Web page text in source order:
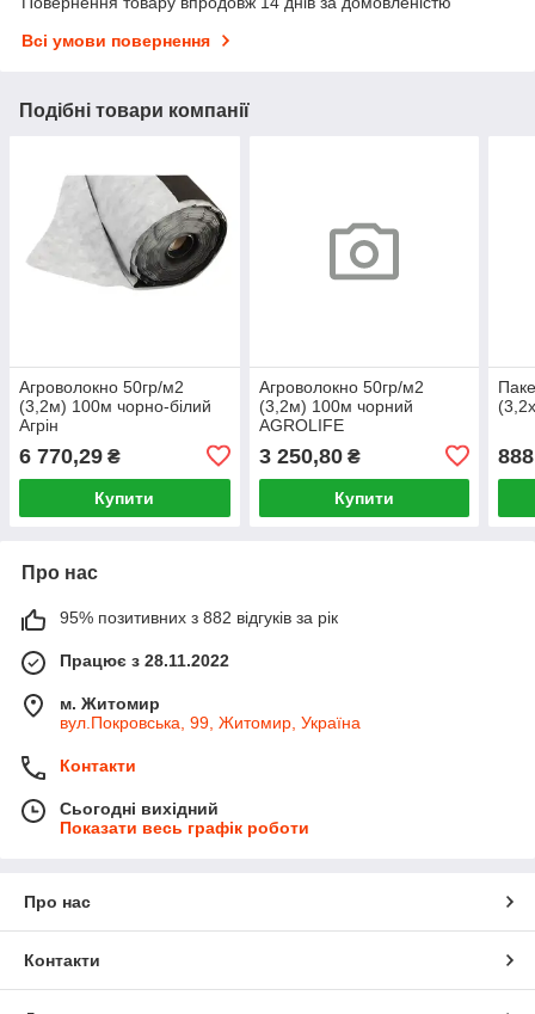
Всі умови повернення
Подібні товари компанії
Агроволокно 50гр/м2
(3,2м) 100м чорно-білий
Агрін
6 770,29 ₴
Купити
Агроволокно 50гр/м2
(3,2м) 100м чорний
AGROLIFE
3 250,80₴
Купити
Про нас
95% позитивних з 882 відгуків за рік
Працює з 28.11.2022
м. Житомир
вул.Покровська, 99, Житомир, Україна
Контакти
Сьогодні вихідний
Показати весь графік роботи
Про нас
Контакти